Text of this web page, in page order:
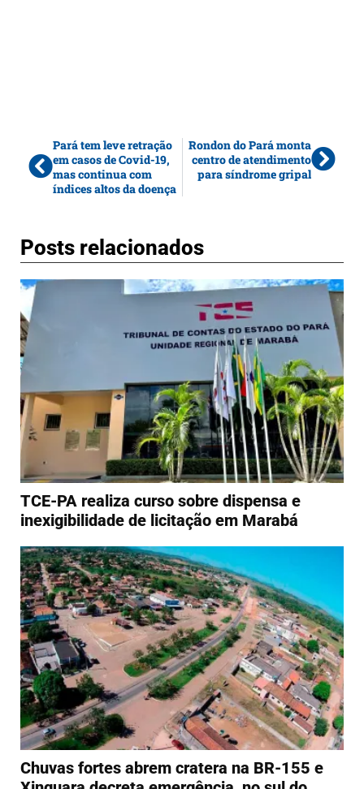
Pará tem leve retração
em casos de Covid-19,
mas continua com
índices altos da doença
Rondon do Pará monta
centro de atendimento
para síndrome gripal
Posts relacionados
TCE-PA realiza curso sobre dispensa e
inexigibilidade de licitação em Marabá
Chuvas fortes abrem cratera na BR-155 e